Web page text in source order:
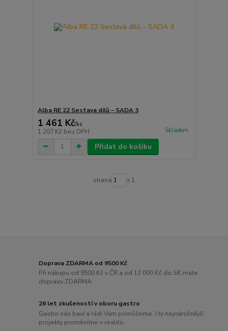
Alba RE 22 Sestava dílů – SADA 3
1 461 Kč/ks
1 207 Kč bez DPH Skladem
Přidat do košíku
strana z 1
Doprava ZDARMA od 9500 Kč
Při nákupu od 9500 Kč v ČR a od 12 000 Kč do SK máte
dopravu ZDARMA
26 let zkušeností v oboru gastro
Gastro nás baví a rádi Vám pomůžeme. I ty nejnáročnější
projekty proměníme v realitu.